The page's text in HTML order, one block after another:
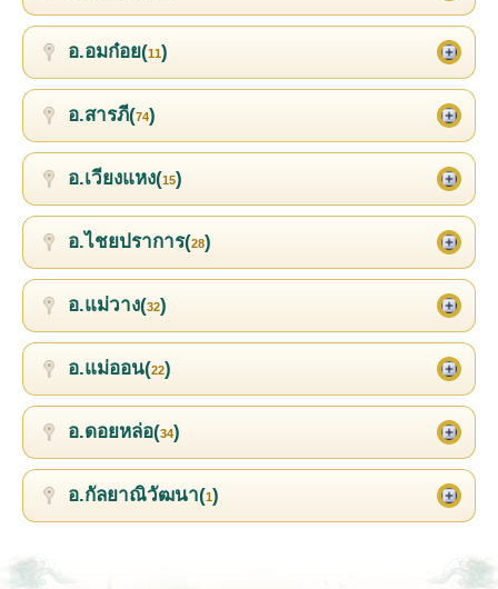
อ.อมก๋อย(11)
อ.สารภี(74)
อ.เวียงแหง(15)
อ.ไชยปราการ(28)
อ.แม่วาง(32)
อ.แม่ออน(22)
อ.ดอยหล่อ(34)
อ.กัลยาณิวัฒนา(1)